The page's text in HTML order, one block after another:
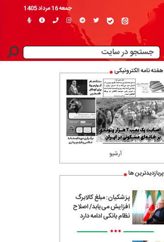
جمعه 16 مرداد 1405
هفته نامه الکترونیکی
آرشیو
پربازدیدترین ها
پزشکیان: مبلغ کالابرگ
افزایش می‌یابد/ اصلاح
نظام بانکی ادامه دارد
•••